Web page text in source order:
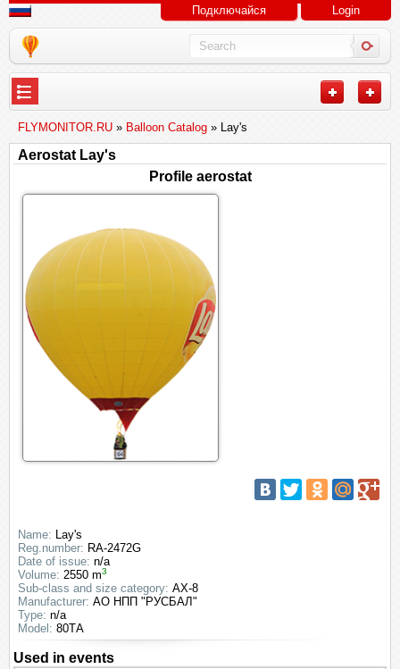
Подключайся Login
FLYMONITOR.RU » Balloon Catalog » Lay's
Aerostat Lay's
Profile aerostat
Name: Lay's
Reg.number: RA-2472G
Date of issue: n/a
Volume: 2550 m3
Sub-class and size category: АХ-8
Manufacturer: АО НПП "РУСБАЛ"
Type: n/a
Model: 80ТА
Used in events